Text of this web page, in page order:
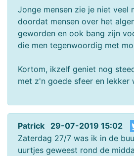
Jonge mensen zie je niet veel
doordat mensen over het
geworden en ook bang zijn
die men tegenwoordig met
Kortom, ikzelf geniet nog
met z'n goede sfeer en lekker
Patrick 29-07-2019 15:02
Zaterdag 27/7 was ik in de
uurtjes geweest rond de